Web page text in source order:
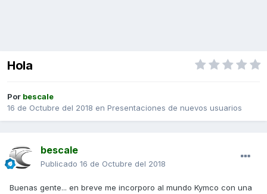
Hola
Por bescale
16 de Octubre del 2018 en Presentaciones de nuevos usuarios
bescale
Publicado 16 de Octubre del 2018
Buenas gente... en breve me incorporo al mundo Kymco con una